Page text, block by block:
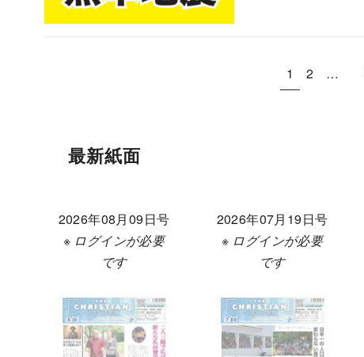
1 2 …
最新紙面
2026年08月09日号
※ ログインが必要
です
2026年07月19日号
※ ログインが必要
です